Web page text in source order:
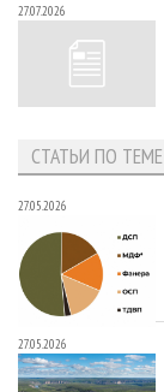
27.07.2026
СТАТЬИ ПО ТЕМЕ
27.05.2026
27.05.2026